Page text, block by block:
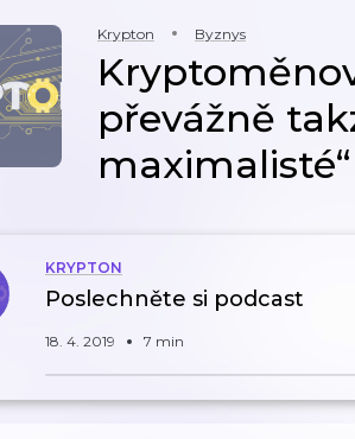
Krypton Byznys
převážně
maximalisté“
KRYPTON
Poslechněte si podcast
18. 4. 2019 7 min